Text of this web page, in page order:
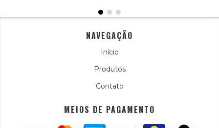
NAVEGAÇÃO
Início
Produtos
Contato
MEIOS DE PAGAMENTO